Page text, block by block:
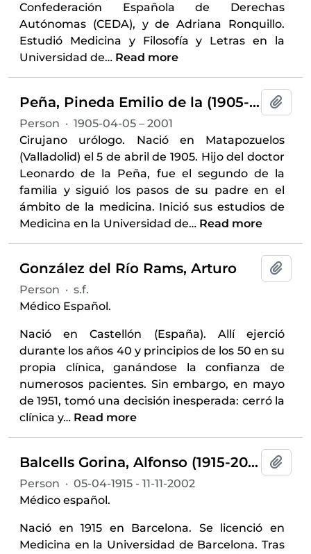
Confederación Española de Derechas
Autónomas (CEDA), y de Adriana Ronquillo.
Estudió Medicina y Filosofía y Letras en la
Universidad de… Read more
Peña, Pineda Emilio de la (1905-2001)
Person · 1905-04-05 – 2001
Cirujano urólogo. Nació en Matapozuelos
(Valladolid) el 5 de abril de 1905. Hijo del doctor
Leonardo de la Peña, fue el segundo de la
familia y siguió los pasos de su padre en el
ámbito de la medicina. Inició sus estudios de
Medicina en la Universidad de… Read more
González del Río Rams, Arturo
Person · s.f.
Médico Español.
Nació en Castellón (España). Allí ejerció
durante los años 40 y principios de los 50 en su
propia clínica, ganándose la confianza de
numerosos pacientes. Sin embargo, en mayo
de 1951, tomó una decisión inesperada: cerró la
clínica y… Read more
Balcells Gorina, Alfonso (1915-2002)
Person · 05-04-1915 - 11-11-2002
Médico español.
Nació en 1915 en Barcelona. Se licenció en
Medicina en la Universidad de Barcelona. Tras